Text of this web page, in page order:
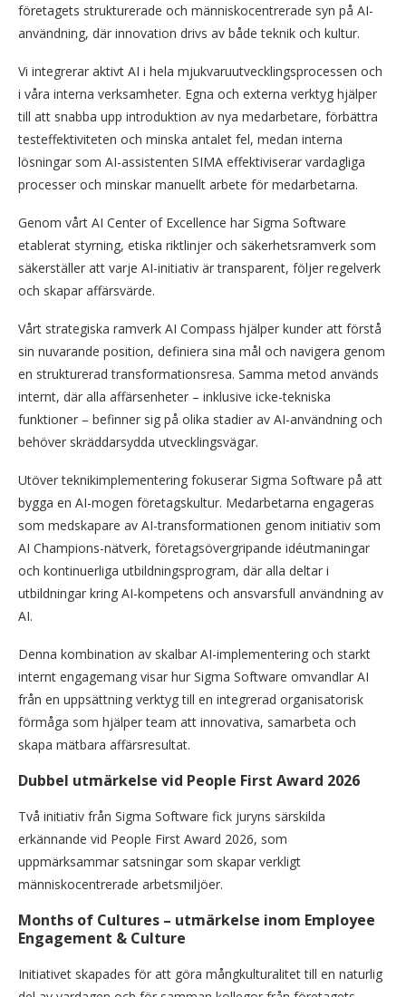
företagets strukturerade och människocentrerade syn på AI-
användning, där innovation drivs av både teknik och kultur.
Vi integrerar aktivt AI i hela mjukvaruutvecklingsprocessen och
i våra interna verksamheter. Egna och externa verktyg hjälper
till att snabba upp introduktion av nya medarbetare, förbättra
testeffektiviteten och minska antalet fel, medan interna
lösningar som AI-assistenten SIMA effektiviserar vardagliga
processer och minskar manuellt arbete för medarbetarna.
Genom vårt AI Center of Excellence har Sigma Software
etablerat styrning, etiska riktlinjer och säkerhetsramverk som
säkerställer att varje AI-initiativ är transparent, följer regelverk
och skapar affärsvärde.
Vårt strategiska ramverk AI Compass hjälper kunder att förstå
sin nuvarande position, definiera sina mål och navigera genom
en strukturerad transformationsresa. Samma metod används
internt, där alla affärsenheter – inklusive icke-tekniska
funktioner – befinner sig på olika stadier av AI-användning och
behöver skräddarsydda utvecklingsvägar.
Utöver teknikimplementering fokuserar Sigma Software på att
bygga en AI-mogen företagskultur. Medarbetarna engageras
som medskapare av AI-transformationen genom initiativ som
AI Champions-nätverk, företagsövergripande idéutmaningar
och kontinuerliga utbildningsprogram, där alla deltar i
utbildningar kring AI-kompetens och ansvarsfull användning av
AI.
Denna kombination av skalbar AI-implementering och starkt
internt engagemang visar hur Sigma Software omvandlar AI
från en uppsättning verktyg till en integrerad organisatorisk
förmåga som hjälper team att innovativa, samarbeta och
skapa mätbara affärsresultat.
Dubbel utmärkelse vid People First Award 2026
Två initiativ från Sigma Software fick juryns särskilda
erkännande vid People First Award 2026, som
uppmärksammar satsningar som skapar verkligt
människocentrerade arbetsmiljöer.
Months of Cultures – utmärkelse inom Employee
Engagement & Culture
Initiativet skapades för att göra mångkulturalitet till en naturlig